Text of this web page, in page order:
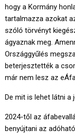
hogy a Kormány
tartalmazza azokat
szóló törvényt
ágyaznak meg.
Országgyűlés
beterjesztették a
már nem lesz az
De mit is lehet látni
2024-től az
benyújtani az